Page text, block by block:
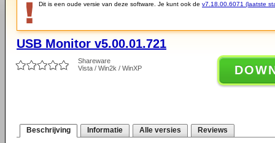
Dit is een oude versie van deze software. Je kunt ook de v7.18.00.6071 (laatste
USB Monitor v5.00.01.721
Shareware
Vista / Win2k / WinXP
Beschrijving Informatie Alle versies Reviews